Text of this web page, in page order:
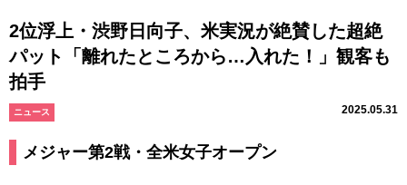
2位浮上・渋野日向子、米実況が絶賛した超絶
パット「離れたところから…入れた！」観客も
拍手
ニュース 2025.05.31
メジャー第2戦・全米女子オープン